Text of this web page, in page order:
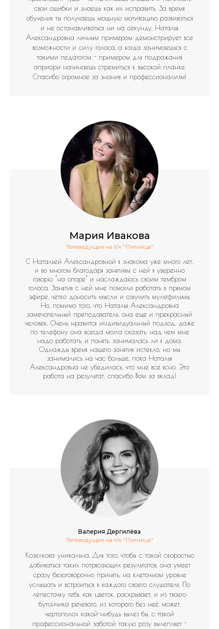
свои ошибки и знаешь как их исправить. За время
обучения ты получаешь мощную мотивацию развиваться
и не останавливаться ни на секунду. Наталья
Александровна личным примером демонстрирует все
возможности и силу голоса, а когда занимаешься с
такими педагогом - примером для подражания
априори начинаешь стремиться к высокой планке.
Спасибо огромное за знания и профессионализм!
Мария Ивакова
Телеведущая на т/к "Пятница"
С Натальей Александровной я знакома уже много лет,
и во многом благодаря занятиям с ней я уверенно
говорю "на опоре" и наслаждаюсь своим тембром
голоса. Занятия с ней мне помогли работать в прямом
эфире, четко доносить мысли и озвучить мультфильмы.
Но, помимо того, что Наталья Александровна
замечательный преподаватель, она еще и прекрасный
человек. Очень нравится индивидуальный подход, даже
по телефону она всегда могла сказать, над чем мне
надо работать, и понять, занималась ли я дома.
Однажды время нашего занятия истекло, но мы
занимались на час больше, пока Наталья
Александровна не убедилась, что мне все ясно. Это
работа на результат, спасибо Вам за вклад!
Валерия Дергилёва
Телеведущая на т/к "Пятница"
Козелкова уникальна. Для того, чтобы с такой скоростью
добиваться таких потрясающих результатов, она умеет
сразу безоговорочно принять, на клеточном уровне
услышать и встроиться в каждого своего слушателя. По
лепесточку тебя, как цветок, раскрывает, и из твоего
бутончика речевого, из которого без неё, может,
чертополох какой-нибудь вылез бы, с такой
профессиональной заботой такую розу вылепляет -